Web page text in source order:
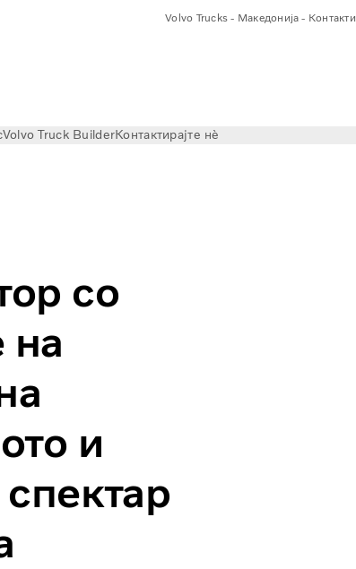
Volvo Trucks - Македонија - Контакти
Volvo Truck BuilderКонтактирајте нѐ
со
на
и